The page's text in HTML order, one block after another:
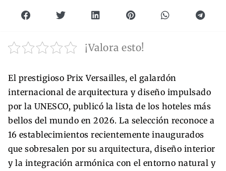
¡Valora esto!
El prestigioso Prix Versailles, el galardón
internacional de arquitectura y diseño impulsado
por la UNESCO, publicó la lista de los hoteles más
bellos del mundo en 2026. La selección reconoce a
16 establecimientos recientemente inaugurados
que sobresalen por su arquitectura, diseño interior
y la integración armónica con el entorno natural y